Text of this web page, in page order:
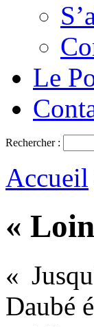
Le
Rechercher :
Accueil
«
«
Daubé